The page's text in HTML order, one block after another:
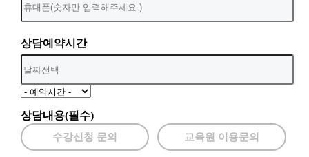
상담예약시간
상담내용(필수)
수강신청 문의 교육원 이용문의